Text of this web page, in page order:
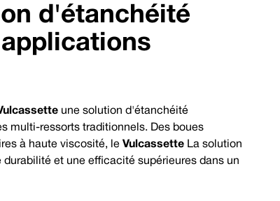
d'étanchéité
une solution d'étanchéité
multi-ressorts traditionnels. Des boues
à haute viscosité, leVulcassette La solution
et une efficacité supérieures dans un